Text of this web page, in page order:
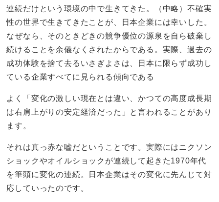
連続だけという環境の中で生きてきた。（中略）不確実
性の世界で生きてきたことが、日本企業には幸いした。
なぜなら、そのときどきの競争優位の源泉を自ら破棄し
続けることを余儀なくされたからである。実際、過去の
成功体験を捨て去るいさぎよさは、日本に限らず成功し
ている企業すべてに見られる傾向である
よく「変化の激しい現在とは違い、かつての高度成長期
は右肩上がりの安定経済だった」と言われることがあり
ます。
それは真っ赤な嘘だということです。実際にはニクソン
ショックやオイルショックが連続して起きた1970年代
を筆頭に変化の連続。日本企業はその変化に先んじて対
応していったのです。